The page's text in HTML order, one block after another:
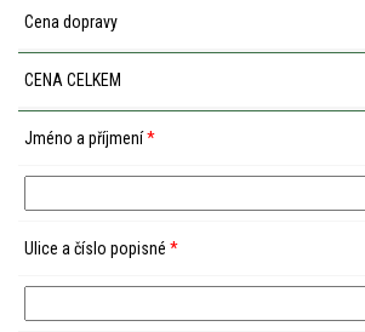
Cena dopravy
CENA CELKEM
Jméno a příjmení*
Ulice a číslo popisné *